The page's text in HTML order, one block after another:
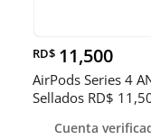
RD$ 11,500
AirPods Series 4
Sellados RD$
Cuenta